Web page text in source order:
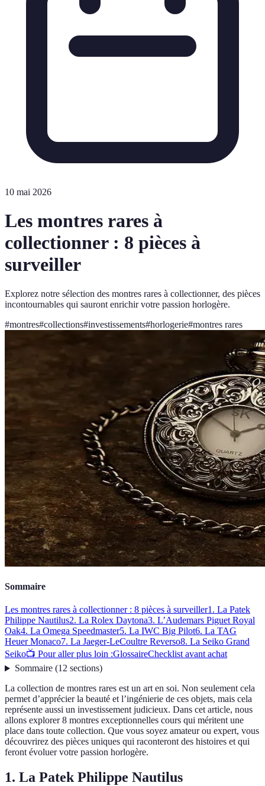
10 mai 2026
Les montres rares à
collectionner : 8 pièces à
surveiller
Explorez notre sélection des montres rares à collectionner, des pièces
incontournables qui sauront enrichir votre passion horlogère.
#montres#collections#investissements#horlogerie#montres rares
Sommaire
Les montres rares à collectionner : 8 pièces à surveiller1. La Patek
Philippe Nautilus2. La Rolex Daytona3. L’Audemars Piguet Royal
Oak4. La Omega Speedmaster5. La IWC Big Pilot6. La TAG
Heuer Monaco7. La Jaeger-LeCoultre Reverso8. La Seiko Grand
Seiko📺 Pour aller plus loin :GlossaireChecklist avant achat
Sommaire(12 sections)
La collection de montres rares est un art en soi. Non seulement cela
permet d’apprécier la beauté et l’ingénierie de ces objets, mais cela
représente aussi un investissement judicieux. Dans cet article, nous
allons explorer 8 montres exceptionnelles cours qui méritent une
place dans toute collection. Que vous soyez amateur ou expert, vous
découvrirez des pièces uniques qui raconteront des histoires et qui
feront évoluer votre passion horlogère.
1. La Patek Philippe Nautilus